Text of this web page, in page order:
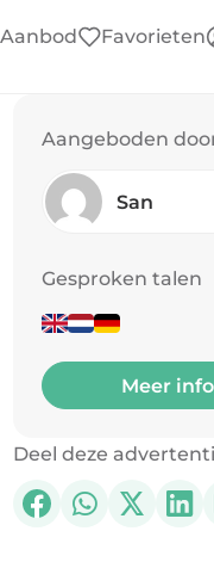
Aanbod Favorieten
Aangeboden
San
Gesproken talen
Meer
Deel deze